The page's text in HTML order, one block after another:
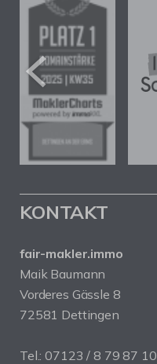
KONTAKT
fair-makler.immo
Maik Baumann
Vorderes Gässle 8
72581 Dettingen
Tel.: 07123 / 8 79 87 10